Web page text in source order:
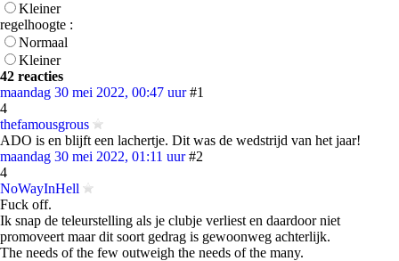
Kleiner
regelhoogte :
Normaal
Kleiner
42 reacties
maandag 30 mei 2022, 00:47 uur #1
4
thefamousgrous
ADO is en blijft een lachertje. Dit was de wedstrijd van het jaar!
maandag 30 mei 2022, 01:11 uur #2
4
NoWayInHell
Fuck off.
Ik snap de teleurstelling als je clubje verliest en daardoor niet
promoveert maar dit soort gedrag is gewoonweg achterlijk.
The needs of the few outweigh the needs of the many.